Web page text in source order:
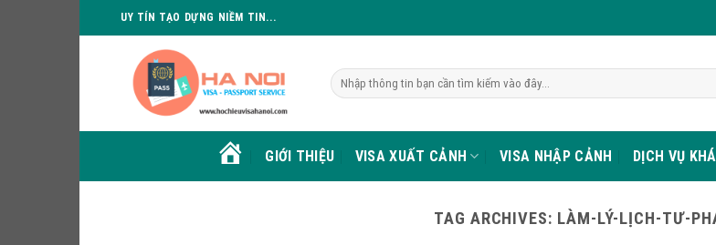
to
UY TÍN TẠO DỰNG NIỀM TIN...
HOME GIỚI THIỆU VISA XUẤT CẢNH VISA NHẬP CẢNH DỊCH VỤ
TAG ARCHIVES: LÀM-LÝ-LỊCH-TƯ-